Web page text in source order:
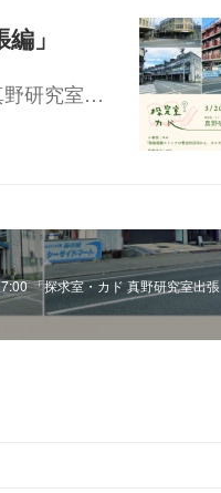
」
野研究室…
「探求室・カド 真野研究室出張